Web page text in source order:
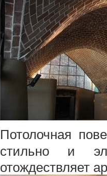
Потолочная
стильно и
отождествляет